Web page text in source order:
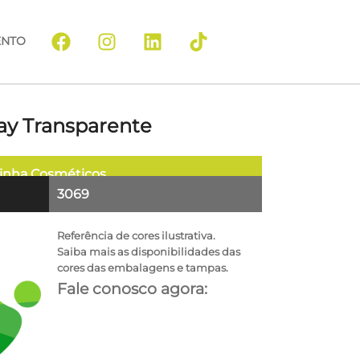
Transparente
Cosméticos
3069
Referência de cores ilustrativa.
Saiba mais as disponibilidades das
cores das embalagens e tampas.
Fale conosco agora: